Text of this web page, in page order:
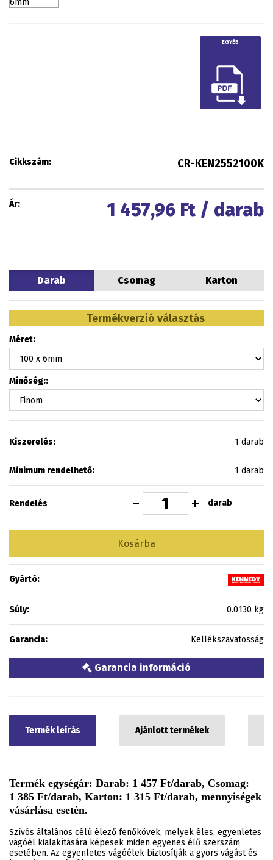
EGYÉB
Cikkszám: CR-KEN2552100K
Ár: 1 457,96 Ft / darab
Darab Csomag Karton
Termékverzió választás
Méret:
Minőség::
Kiszerelés: 1 darab
Minimum rendelhető: 1 darab
Rendelés - + darab
Kosárba
Gyártó:
Súly: 0.0130 kg
Garancia: Kellékszavatosság
Garancia információ
Termék leírás Ajánlott termékek
Termék egységár: Darab: 1 457 Ft/darab, Csomag:
1 385 Ft/darab, Karton: 1 315 Ft/darab, mennyiségek
vásárlása esetén.
Szívós általános célú élező fenőkövek, melyek éles, egyenletes
vágóél kialakítására képesek miden egyenes élű szerszám
esetében. Az egyenletes vágóélek biztosítják a gyors vágást és